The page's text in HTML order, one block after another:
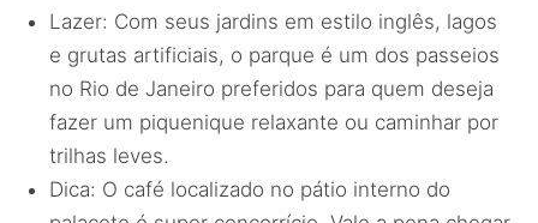
Lazer: Com seus jardins em estilo inglês, lagos
e grutas artificiais, o parque é um dos passeios
no Rio de Janeiro preferidos para quem deseja
fazer um piquenique relaxante ou caminhar por
trilhas leves.
Dica: O café localizado no pátio interno do